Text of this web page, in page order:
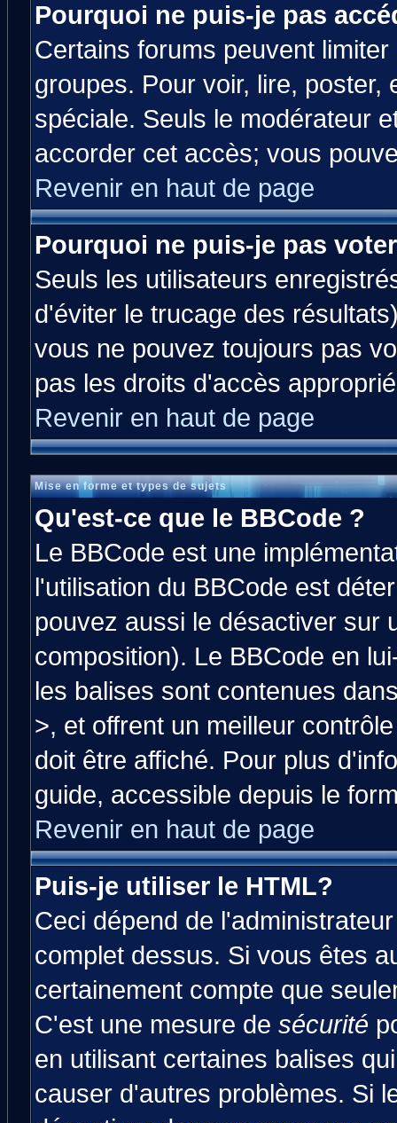
Pourquoi ne puis-je pas
Certains forums peuvent
groupes. Pour voir, lire,
spéciale. Seuls le modérateur
accorder cet accès; vous
Revenir en haut de page
Pourquoi ne puis-je pas
Seuls les utilisateurs
d'éviter le trucage des
vous ne pouvez toujours pas
pas les droits d'accès
Revenir en haut de page
Mise en forme et types de sujets
Qu'est-ce que le BBCode ?
Le BBCode est une
l'utilisation du BBCode est
pouvez aussi le désactiver sur
composition). Le BBCode en
les balises sont contenues
>, et offrent un meilleur
doit être affiché. Pour plus
guide, accessible depuis le
Revenir en haut de page
Puis-je utiliser le HTML?
Ceci dépend de
complet dessus. Si vous êtes
certainement compte que
C'est une mesure de sécurité
en utilisant certaines balises
causer d'autres problèmes. Si